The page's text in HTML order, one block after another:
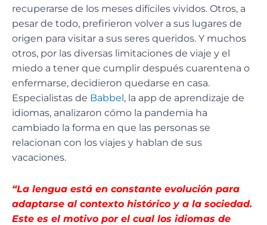
recuperarse de los meses difíciles vividos. Otros, a
pesar de todo, prefirieron volver a sus lugares de
origen para visitar a sus seres queridos. Y muchos
otros, por las diversas limitaciones de viaje y el
miedo a tener que cumplir después cuarentena o
enfermarse, decidieron quedarse en casa.
Especialistas de Babbel, la app de aprendizaje de
idiomas, analizaron cómo la pandemia ha
cambiado la forma en que las personas se
relacionan con los viajes y hablan de sus
vacaciones.
“La lengua está en constante evolución para
adaptarse al contexto histórico y a la sociedad.
Este es el motivo por el cual los idiomas de